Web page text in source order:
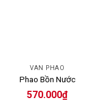
VAN PHAO
Phao Bồn Nước
570.000₫